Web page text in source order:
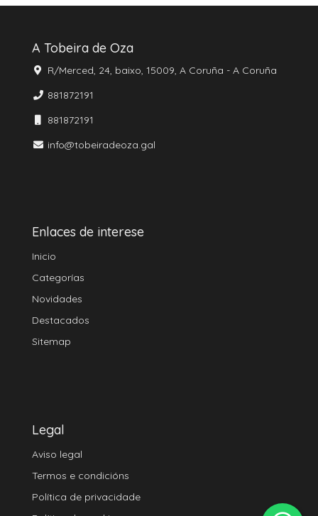
A Tobeira de Oza
R/Merced, 24, baixo, 15009, A Coruña - A Coruña
881872191
881872191
info@tobeiradeoza.gal
Enlaces de interese
Inicio
Categorías
Novidades
Destacados
Sitemap
Legal
Aviso legal
Termos e condicións
Política de privacidade